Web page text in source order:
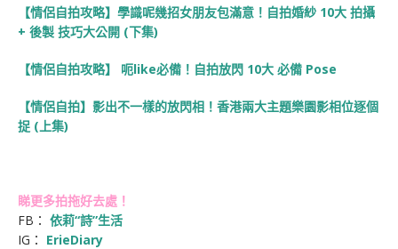
【情侶自拍攻略】學識呢幾招女朋友包滿意！自拍婚紗 10大 拍攝
+ 後製 技巧大公開 (下集)
【情侶自拍攻略】 呃like必備！自拍放閃 10大 必備 Pose
【情侶自拍】影出不一樣的放閃相！香港兩大主題樂園影相位逐個
捉 (上集)
睇更多拍拖好去處！
FB： 依莉“詩”生活
IG： ErieDiary